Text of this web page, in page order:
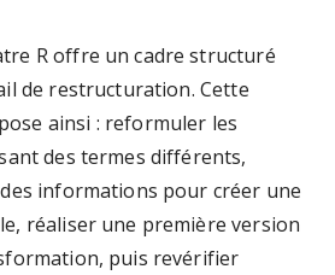
R offre un cadre structuré
de restructuration. Cette
ainsi : reformuler les
des termes différents,
informations pour créer une
réaliser une première version
puis revérifier